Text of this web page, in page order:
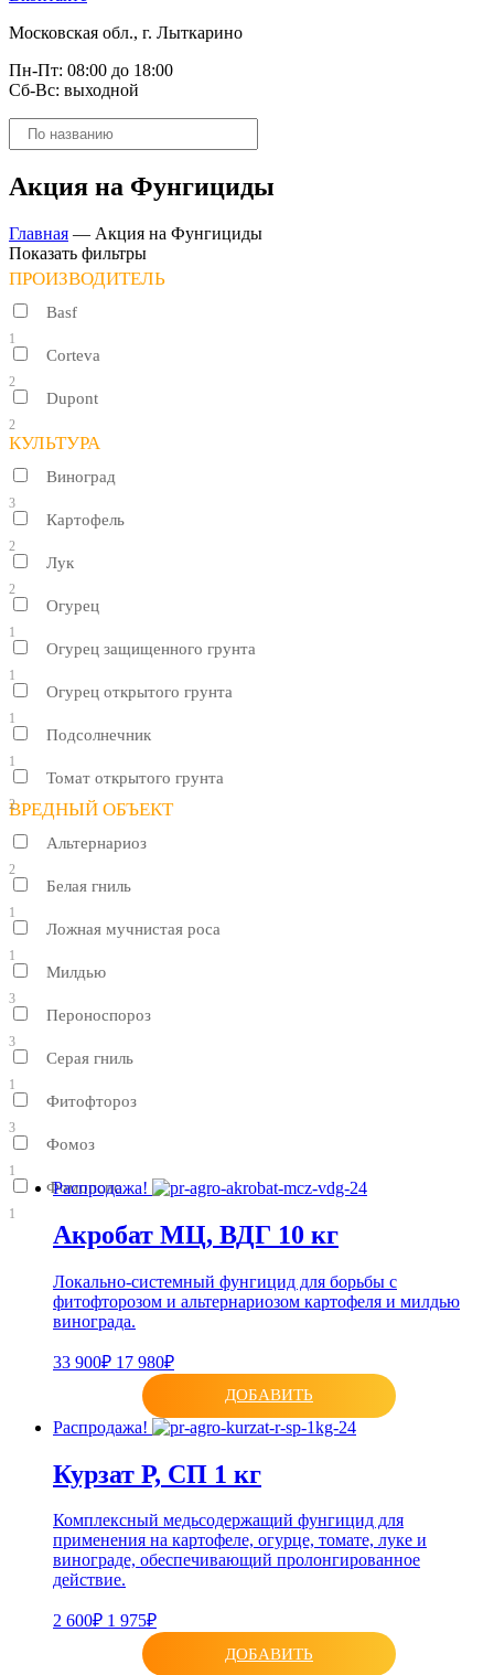
Московская обл., г. Лыткарино
Пн-Пт: 08:00 до 18:00
Сб-Вс: выходной
Поиск
товаров
Акция на Фунгициды
Главная — Акция на Фунгициды
Показать фильтры
ПРОИЗВОДИТЕЛЬ
Basf
1
Corteva
2
Dupont
2
КУЛЬТУРА
Виноград
3
Картофель
2
Лук
2
Огурец
1
Огурец защищенного грунта
1
Огурец открытого грунта
1
Подсолнечник
1
Томат открытого грунта
2
ВРЕДНЫЙ ОБЪЕКТ
Альтернариоз
2
Белая гниль
1
Ложная мучнистая роса
1
Милдью
3
Пероноспороз
3
Серая гниль
1
Фитофтороз
3
Фомоз
1
Фомопсис
1
Распродажа!
Акробат МЦ, ВДГ 10 кг
Локально-системный фунгицид для борьбы с
фитофторозом и альтернариозом картофеля и милдью
винограда.
33 900₽ 17 980₽
ДОБАВИТЬ
Распродажа!
Курзат Р, СП 1 кг
Комплексный медьсодержащий фунгицид для
применения на картофеле, огурце, томате, луке и
винограде, обеспечивающий пролонгированное
действие.
2 600₽ 1 975₽
ДОБАВИТЬ